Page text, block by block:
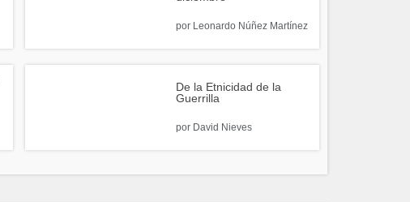
por Leonardo Núñez Martínez
De la Etnicidad de la
Guerrilla
por David Nieves